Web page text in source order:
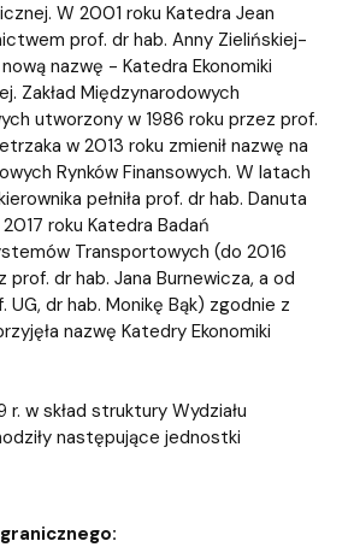
W 2001 roku Katedra Jean
prof. dr hab. Anny Zielińskiej-
nazwę - Katedra Ekonomiki
Zakład Międzynarodowych
utworzony w 1986 roku przez prof.
w 2013 roku zmienił nazwę na
Rynków Finansowych. W latach
pełniła prof. dr hab. Danuta
roku Katedra Badań
Transportowych (do 2016
prof. dr hab. Jana Burnewicza, a od
UG, dr hab. Monikę Bąk) zgodnie z
nazwę Katedry Ekonomiki
w skład struktury Wydziału
następujące jednostki